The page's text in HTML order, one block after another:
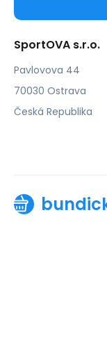
SportOVA s.r.o.
Pavlovova 44
70030 Ostrava
Česká Republika